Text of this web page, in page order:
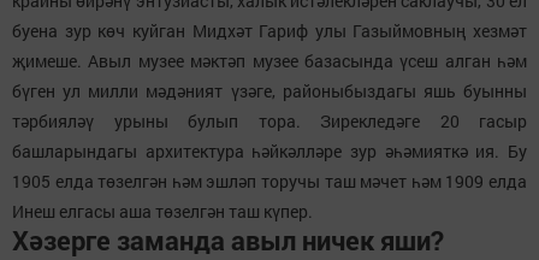
буена зур көч куйган Мидхәт Гариф улы Газыймовның хезмәт
җимеше. Авыл музее мәктәп музее базасында үсеш алган һәм
бүген ул милли мәдәният үзәге, районыбыздагы яшь буынны
тәрбияләү урыны булып тора. Зирекледәге 20 гасыр
башларындагы архитектура һәйкәлләре зур әһәмияткә ия. Бу
1905 елда төзелгән һәм эшләп торучы таш мәчет һәм 1909 елда
Инеш елгасы аша төзелгән таш күпер.
Хәзерге заманда авыл ничек яши?